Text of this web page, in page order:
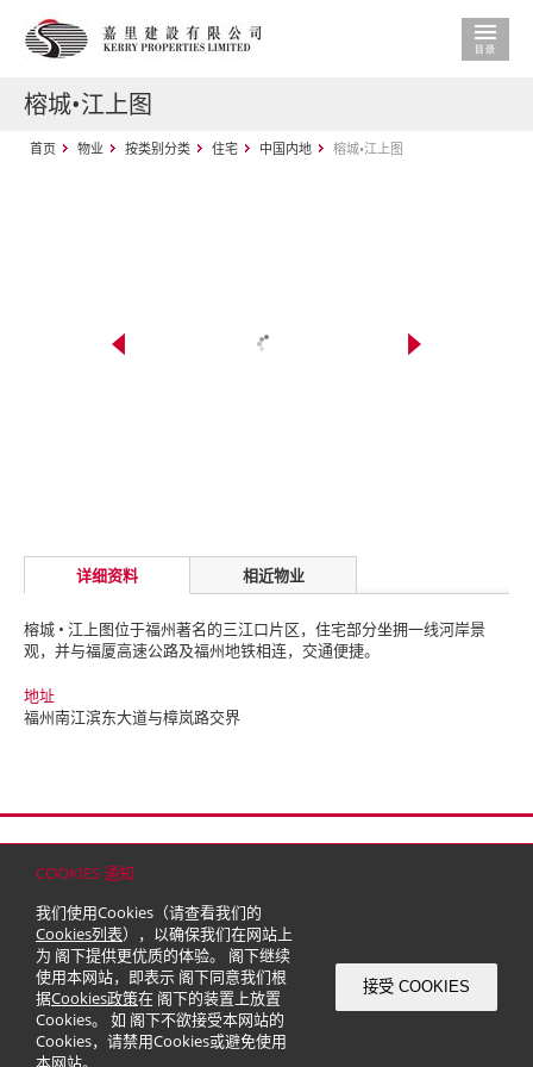
COOKIES 通知
我们使用Cookies（请查看我们的
Cookies列表），以确保我们在网站上
为 阁下提供更优质的体验。 阁下继续
使用本网站，即表示 阁下同意我们根
据Cookies政策在 阁下的装置上放置
Cookies。 如 阁下不欲接受本网站的
Cookies，请禁用Cookies或避免使用
本网站。
接受 COOKIES
榕城•江上图
首页 物业 按类别分类 住宅 中国内地 榕城•江上图
详细资料 相近物业
榕城 • 江上图位于福州著名的三江口片区，住宅部分坐拥一线河岸景
观，并与福厦高速公路及福州地铁相连，交通便捷。
地址
福州南江滨东大道与樟岚路交界
© 2026 嘉里建设有限公司 (于百慕达注册成立之有限公司)